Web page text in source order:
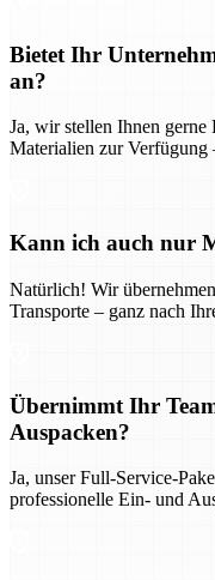
Bietet Ihr
an?
Ja, wir stellen Ihnen
Materialien zur Verfügung
Kann ich auch nur
Natürlich! Wir
Transporte – ganz nach
Übernimmt Ihr
Auspacken?
Ja, unser Full-Service-
professionelle Ein- und